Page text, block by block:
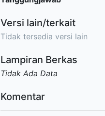
Versi lain/terkait
Tidak tersedia versi lain
Lampiran Berkas
Tidak Ada Data
Komentar